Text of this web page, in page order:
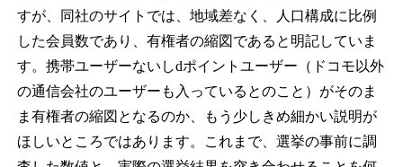
すが、同社のサイトでは、地域差なく、人口構成に比例
した会員数であり、有権者の縮図であると明記していま
す。携帯ユーザーないしdポイントユーザー（ドコモ以外
の通信会社のユーザーも入っているとのこと）がそのま
ま有権者の縮図となるのか、もう少しきめ細かい説明が
ほしいところではあります。これまで、選挙の事前に調